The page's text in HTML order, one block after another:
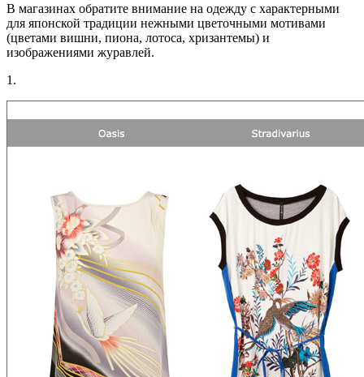
В магазинах обратите внимание на одежду с характерными
для японской традиции нежными цветочными мотивами
(цветами вишни, пиона, лотоса, хризантемы) и
изображениями журавлей.
1.